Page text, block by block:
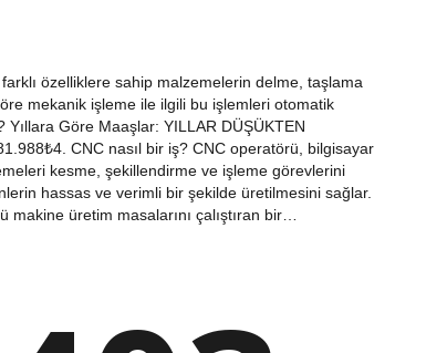
özelliklere sahip malzemelerin delme, taşlama
mekanik işleme ile ilgili bu işlemleri otomatik
Göre Maaşlar: YILLAR DÜŞÜKTEN
CNC nasıl bir iş? CNC operatörü, bilgisayar
kesme, şekillendirme ve işleme görevlerini
hassas ve verimli bir şekilde üretilmesini sağlar.
üretim masalarını çalıştıran bir…